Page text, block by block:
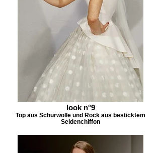
look n°9
Top aus Schurwolle und Rock aus besticktem
Seidenchiffon